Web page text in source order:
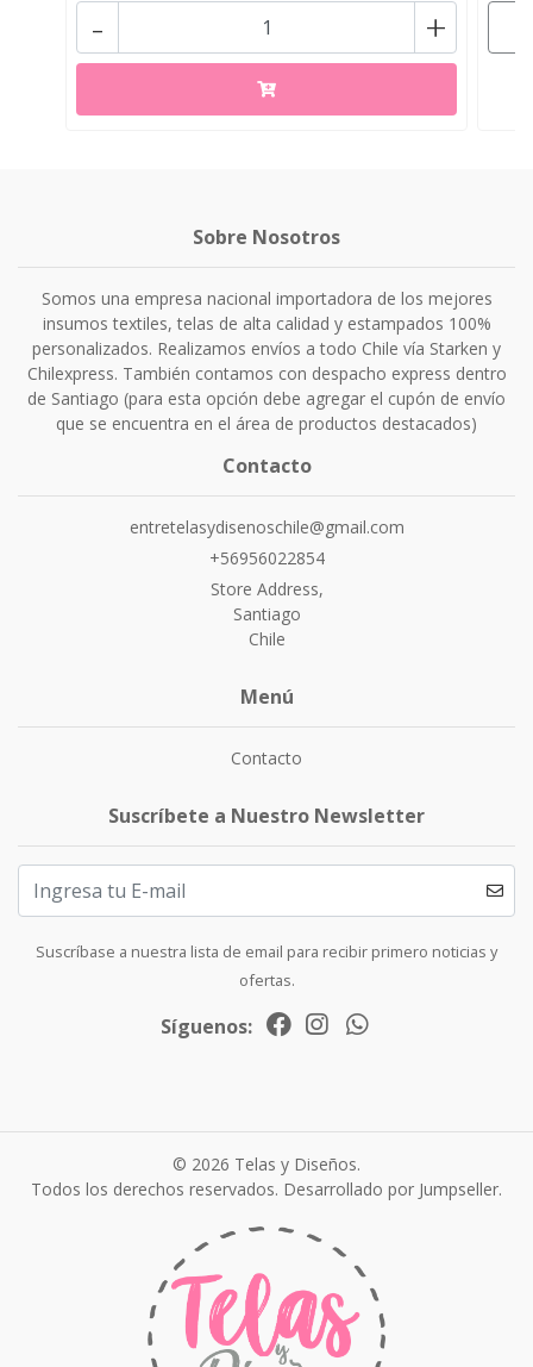
+
-
Sobre Nosotros
Somos una empresa nacional importadora de los mejores
insumos textiles, telas de alta calidad y estampados 100%
personalizados. Realizamos envíos a todo Chile vía Starken y
Chilexpress. También contamos con despacho express dentro
de Santiago (para esta opción debe agregar el cupón de envío
que se encuentra en el área de productos destacados)
Contacto
entretelasydisenoschile@gmail.com
+56956022854
Store Address,
Santiago
Chile
Menú
Contacto
Suscríbete a Nuestro Newsletter
Suscríbase a nuestra lista de email para recibir primero noticias y
ofertas.
Síguenos:
© 2026 Telas y Diseños.
Todos los derechos reservados. Desarrollado por Jumpseller.